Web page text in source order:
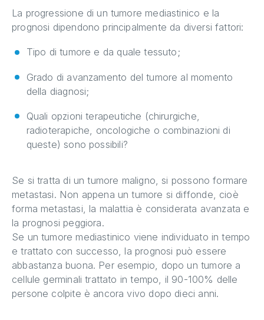
La progressione di un tumore mediastinico e la
prognosi dipendono principalmente da diversi fattori:
Tipo di tumore e da quale tessuto;
Grado di avanzamento del tumore al momento
della diagnosi;
Quali opzioni terapeutiche (chirurgiche,
radioterapiche, oncologiche o combinazioni di
queste) sono possibili?
Se si tratta di un tumore maligno, si possono formare
metastasi. Non appena un tumore si diffonde, cioè
forma metastasi, la malattia è considerata avanzata e
la prognosi peggiora.
Se un tumore mediastinico viene individuato in tempo
e trattato con successo, la prognosi può essere
abbastanza buona. Per esempio, dopo un tumore a
cellule germinali trattato in tempo, il 90-100% delle
persone colpite è ancora vivo dopo dieci anni.